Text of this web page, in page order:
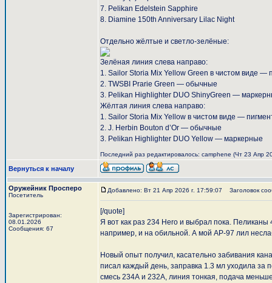
7. Pelikan Edelstein Sapphire
8. Diamine 150th Anniversary Lilac Night
Отдельно жёлтые и светло-зелёные:
Зелёная линия слева направо:
1. Sailor Storia Mix Yellow Green в чистом виде —
2. TWSBI Prarie Green — обычные
3. Pelikan Highlighter DUO ShinyGreen —
Жёлтая линия слева направо:
1. Sailor Storia Mix Yellow в чистом виде —
2. J. Herbin Bouton dʼOr — обычные
3. Pelikan Highlighter DUO Yellow — маркерные
Последний раз редактировалось: camphene (Чт 23 Апр
Вернуться к началу
Оружейник Просперо
Посетитель
Зарегистрирован:
08.01.2026
Сообщения: 67
Добавлено: Вт 21 Апр 2026 г. 17:59:07 Заголовок
[/quote]
Я вот как раз 234 Hero и выбрал пока.
например, и на обильной. А мой АР-97 лил
Новый опыт получил, касательно забивания
писал каждый день, заправка 1.3 мл уходила
смесь 234А и 232А, линия тонкая, подача